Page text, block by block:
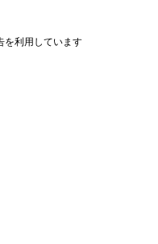
を利用しています